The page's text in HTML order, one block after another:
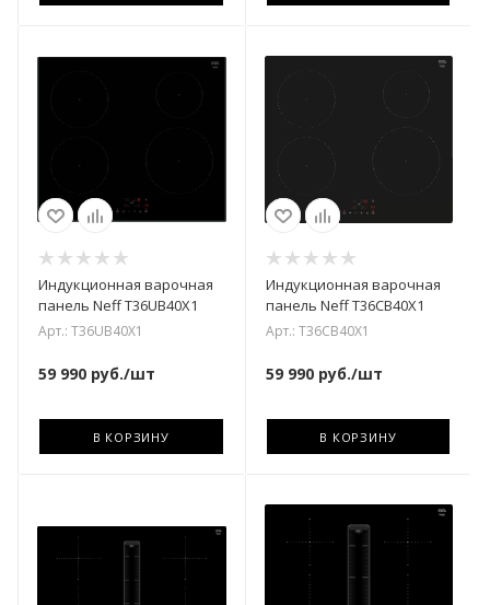
Индукционная варочная
панель Neff T36UB40X1
Арт.: T36UB40X1
59 990 руб./шт
В КОРЗИНУ
Индукционная варочная
панель Neff T36CB40X1
Арт.: T36CB40X1
59 990руб./шт
В КОРЗИНУ